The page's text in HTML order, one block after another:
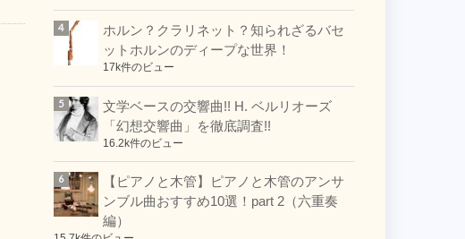
ホルン？クラリネット？知られざるバセ
ットホルンのディープな世界！
17k件のビュー
文学ベースの交響曲!! H. ベルリオーズ
「幻想交響曲」を徹底調査!!
16.2k件のビュー
【ピアノと木管】ピアノと木管のアンサ
ンブル曲おすすめ10選！part 2（六重奏
編）